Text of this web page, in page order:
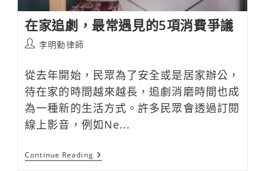
在家追劇，最常遇見的5項消費爭議
Post李明勳律師
從去年開始，民眾為了安全或是居家辦公，
待在家的時間越來越長，追劇消磨時間也成
為一種新的生活方式。許多民眾會透過訂閱
線上影音，例如Ne...
Continue Reading在
家